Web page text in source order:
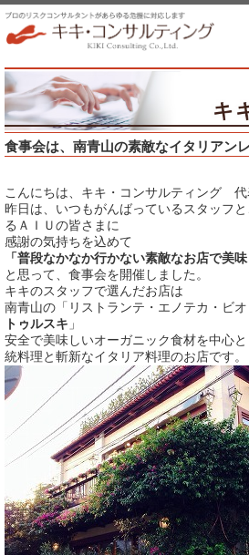
食事会は、南青山の素敵なイタリアン
こんにちは、キキ・コンサルティング 代
昨日は、いつもがんばっているスタッフ
るＡＩＵの皆さまに
感謝の気持ちを込めて
「普段なかなか行かない素敵なお店で美味
と思って、食事会を開催しました。
キキのスタッフで選んだお店は
南青山の「リストランテ・エノテカ・ビ
トゥルスキ 」
安全で美味しいオーガニック食材を中心
統料理と斬新なイタリア料理のお店です。